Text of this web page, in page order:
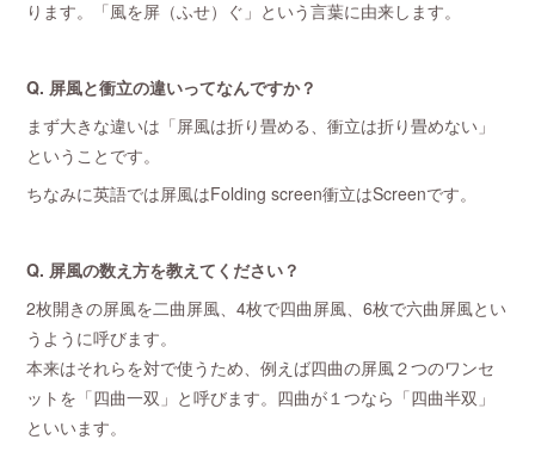
ります。「風を屏（ふせ）ぐ」という言葉に由来します。
Q. 屏風と衝立の違いってなんですか？
まず大きな違いは「屏風は折り畳める、衝立は折り畳めない」
ということです。
ちなみに英語では屏風はFolding screen衝立はScreenです。
Q. 屏風の数え方を教えてください？
2枚開きの屏風を二曲屏風、4枚で四曲屏風、6枚で六曲屏風とい
うように呼びます。
本来はそれらを対で使うため、例えば四曲の屏風２つのワンセ
ットを「四曲一双」と呼びます。四曲が１つなら「四曲半双」
といいます。